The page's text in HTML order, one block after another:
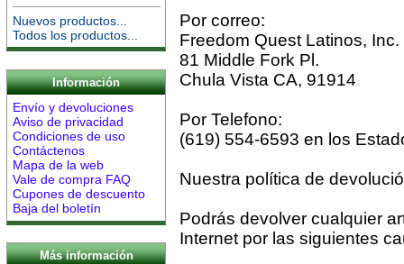
Nuevos productos...
Todos los productos...
Información
Envío y devoluciones
Aviso de privacidad
Condiciones de uso
Contáctenos
Mapa de la web
Vale de compra FAQ
Cupones de descuento
Baja del boletín
Más información
Por correo:
Freedom Quest Latinos, Inc.
81 Middle Fork Pl.
Chula Vista CA, 91914
Por Telefono:
(619) 554-6593 en los
Nuestra política de
Podrás devolver cualquier
Internet por las siguientes